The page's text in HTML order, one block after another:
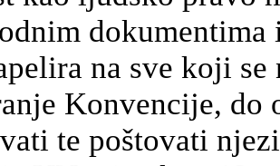
na sve koji
Konvencije, do
te poštovati